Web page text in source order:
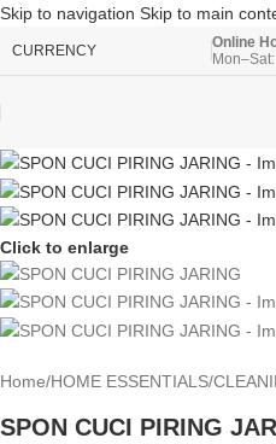
Skip to navigation Skip to main
CURRENCY
Online
Click to enlarge
Home/HOME ESSENTIALS/
SPON CUCI PIRING